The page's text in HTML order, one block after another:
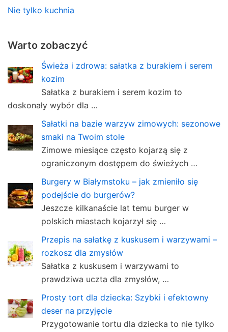
Nie tylko kuchnia
Warto zobaczyć
Świeża i zdrowa: sałatka z burakiem i serem
kozim
Sałatka z burakiem i serem kozim to
doskonały wybór dla …
Sałatki na bazie warzyw zimowych: sezonowe
smaki na Twoim stole
Zimowe miesiące często kojarzą się z
ograniczonym dostępem do świeżych …
Burgery w Białymstoku – jak zmieniło się
podejście do burgerów?
Jeszcze kilkanaście lat temu burger w
polskich miastach kojarzył się …
Przepis na sałatkę z kuskusem i warzywami –
rozkosz dla zmysłów
Sałatka z kuskusem i warzywami to
prawdziwa uczta dla zmysłów, …
Prosty tort dla dziecka: Szybki i efektowny
deser na przyjęcie
Przygotowanie tortu dla dziecka to nie tylko